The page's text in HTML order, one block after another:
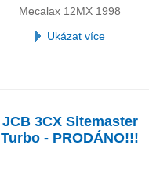
Mecalax 12MX 1998
Ukázat více
JCB 3CX Sitemaster
Turbo - PRODÁNO!!!